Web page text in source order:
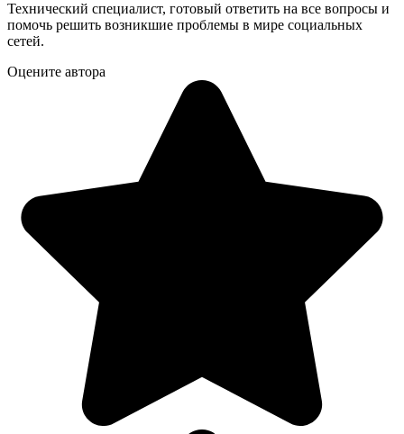
Технический специалист, готовый ответить на все вопросы и
помочь решить возникшие проблемы в мире социальных
сетей.
Оцените автора